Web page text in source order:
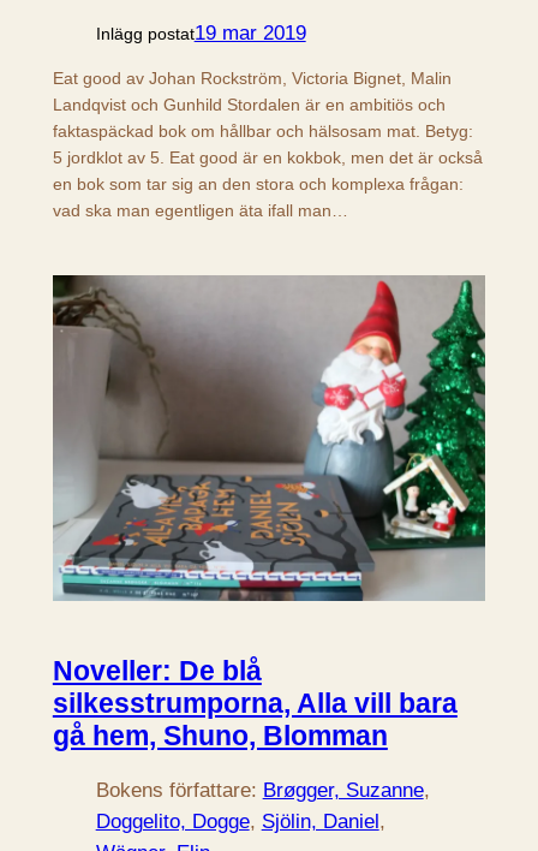
Inlägg postat19 mar 2019
Eat good av Johan Rockström, Victoria Bignet, Malin
Landqvist och Gunhild Stordalen är en ambitiös och
faktaspäckad bok om hållbar och hälsosam mat. Betyg:
5 jordklot av 5. Eat good är en kokbok, men det är också
en bok som tar sig an den stora och komplexa frågan:
vad ska man egentligen äta ifall man…
Noveller: De blå
silkesstrumporna, Alla vill bara
gå hem, Shuno, Blomman
Bokens författare: Brøgger, Suzanne
Doggelito, Dogge, Sjölin, Daniel